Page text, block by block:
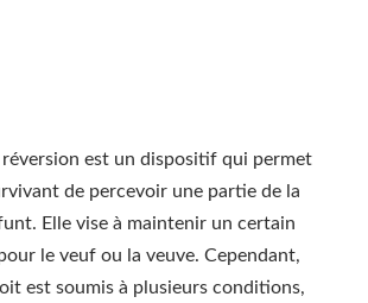
réversion est un dispositif qui permet
de percevoir une partie de la
Elle vise à maintenir un certain
le veuf ou la veuve. Cependant,
est soumis à plusieurs conditions,